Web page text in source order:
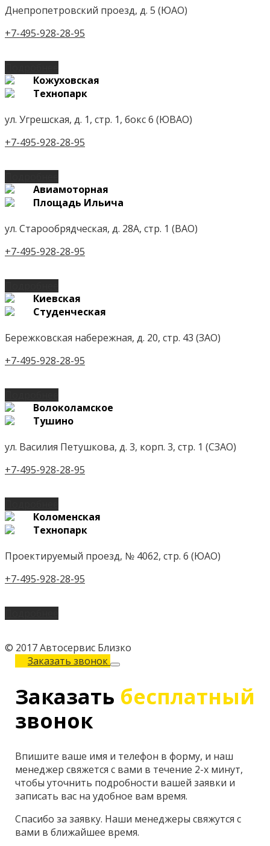
Днепропетровский проезд, д. 5 (ЮАО)
+7-495-928-28-95
Кожуховская
Технопарк
ул. Угрешская, д. 1, стр. 1, бокс 6 (ЮВАО)
+7-495-928-28-95
Авиамоторная
Площадь Ильича
ул. Старообрядческая, д. 28А, стр. 1 (ВАО)
+7-495-928-28-95
Киевская
Студенческая
Бережковская набережная, д. 20, стр. 43 (ЗАО)
+7-495-928-28-95
Волоколамское
Тушино
ул. Василия Петушкова, д. 3, корп. 3, стр. 1 (СЗАО)
+7-495-928-28-95
Коломенская
Технопарк
Проектируемый проезд, № 4062, стр. 6 (ЮАО)
+7-495-928-28-95
© 2017 Автосервис Близко
Заказать звонок
Заказать бесплатный
звонок
Впишите ваше имя и телефон в форму, и наш
менеджер свяжется с вами в течение 2-х минут,
чтобы уточнить подробности вашей заявки и
записать вас на удобное вам время.
Спасибо за заявку. Наши менеджеры свяжутся с
вами в ближайшее время.